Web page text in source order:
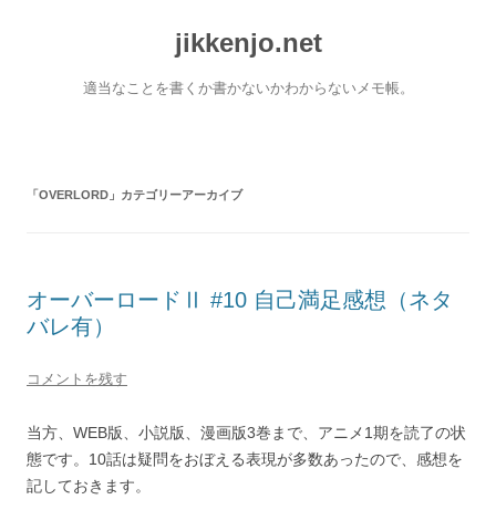
jikkenjo.net
適当なことを書くか書かないかわからないメモ帳。
「OVERLORD 」カテゴリーアーカイブ
オーバーロードⅡ #10 自己満足感想（ネタ
バレ有）
コメントを残す
当方、WEB版、小説版、漫画版3巻まで、アニメ1期を読了の状
態です。10話は疑問をおぼえる表現が多数あったので、感想を
記しておきます。